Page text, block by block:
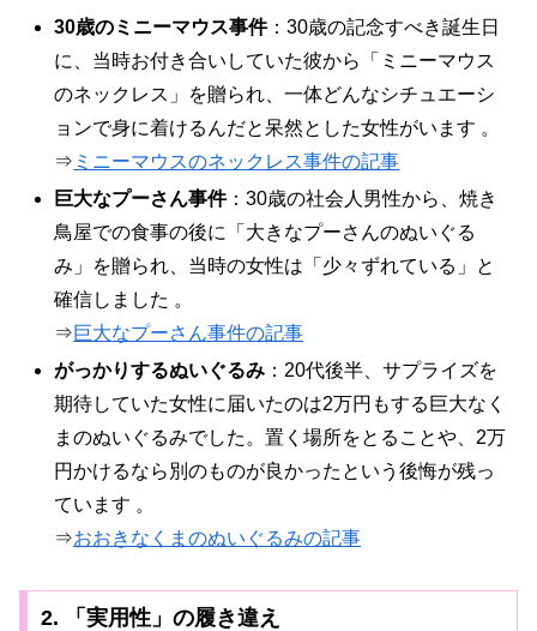
30歳のミニーマウス事件：30歳の記念すべき誕生日
に、当時お付き合いしていた彼から「ミニーマウス
のネックレス」を贈られ、一体どんなシチュエーシ
ョンで身に着けるんだと呆然とした女性がいます 。
⇒ ミニーマウスのネックレス事件の記事
巨大なプーさん事件：30歳の社会人男性から、焼き
鳥屋での食事の後に「大きなプーさんのぬいぐる
み」を贈られ、当時の女性は「少々ずれている」と
確信しました 。
⇒巨大なプーさん事件の記事
がっかりするぬいぐるみ ：20代後半、サプライズを
期待していた女性に届いたのは2万円もする巨大なく
まのぬいぐるみでした。置く場所をとることや、2万
円かけるなら別のものが良かったという後悔が残っ
ています 。
⇒おおきなくまのぬいぐるみの記事
2. 「実用性」の履き違え